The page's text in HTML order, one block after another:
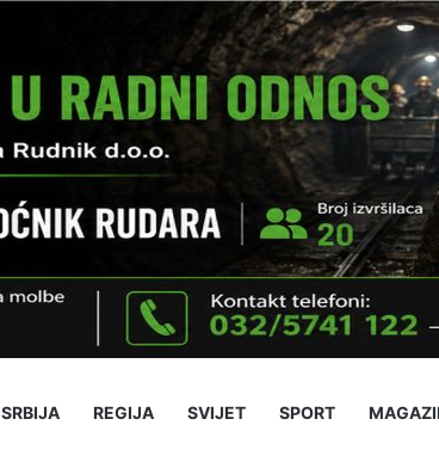
SRBIJA REGIJA SVIJET SPORT